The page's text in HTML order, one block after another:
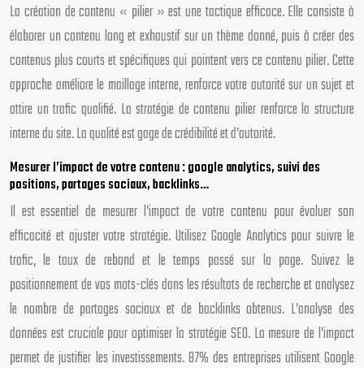
La création de contenu « pilier » est une tactique efficace. Elle consiste à
élaborer un contenu long et exhaustif sur un thème donné, puis à créer des
contenus plus courts et spécifiques qui pointent vers ce contenu pilier. Cette
approche améliore le maillage interne, renforce votre autorité sur un sujet et
attire un trafic qualifié. La stratégie de contenu pilier renforce la structure
interne du site. La qualité est gage de crédibilité et d’autorité.
Mesurer l’impact de votre contenu : google analytics, suivi des
positions, partages sociaux, backlinks…
Il est essentiel de mesurer l’impact de votre contenu pour évaluer son
efficacité et ajuster votre stratégie. Utilisez Google Analytics pour suivre le
trafic, le taux de rebond et le temps passé sur la page. Suivez le
positionnement de vos mots-clés dans les résultats de recherche et analysez
le nombre de partages sociaux et de backlinks obtenus. L’analyse des
données est cruciale pour optimiser la stratégie SEO. La mesure de l’impact
permet de justifier les investissements. 87% des entreprises utilisent Google